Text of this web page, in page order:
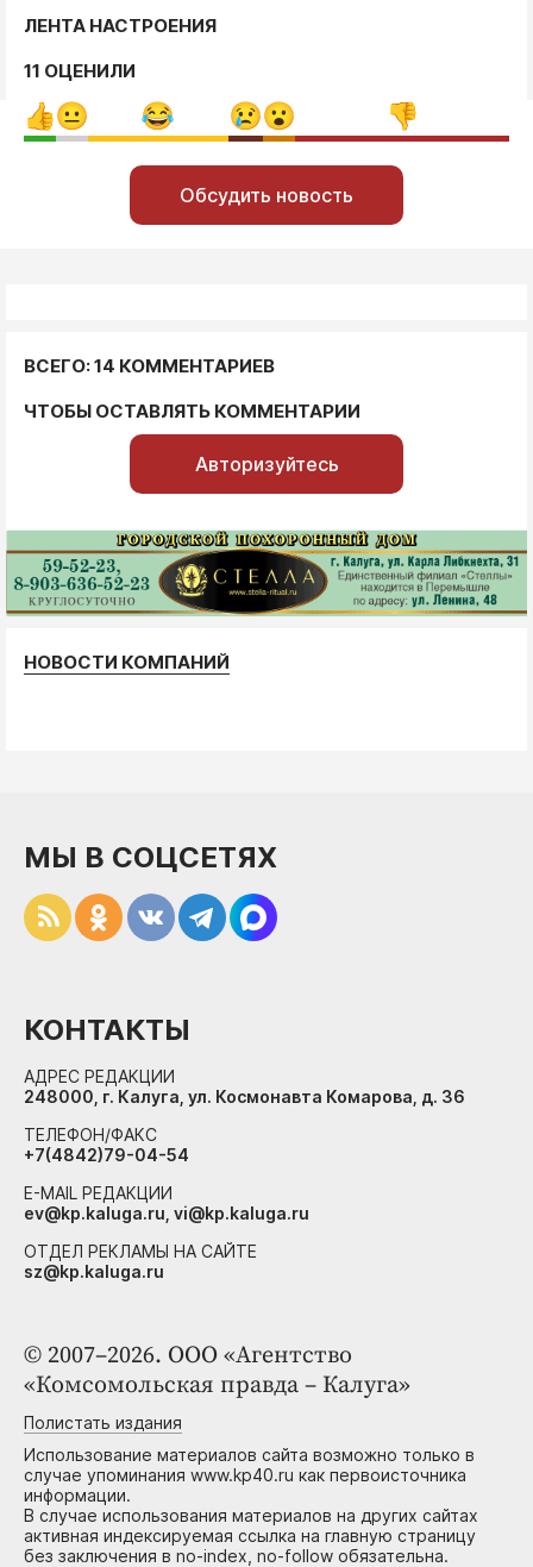
ЛЕНТА НАСТРОЕНИЯ
11 ОЦЕНИЛИ
Обсудить новость
ВСЕГО: 14 КОММЕНТАРИЕВ
ЧТОБЫ ОСТАВЛЯТЬ КОММЕНТАРИИ
Авторизуйтесь
НОВОСТИ КОМПАНИЙ
© 2007–2026. ООО «Агентство
«Комсомольская правда – Калуга»
Полистать издания
Использование материалов сайта возможно только в
случае упоминания www.kp40.ru как первоисточника
информации.
В случае использования материалов на других сайтах
активная индексируемая ссылка на главную страницу
без заключения в no-index, no-follow обязательна.
МЫ В СОЦСЕТЯХ
КОНТАКТЫ
АДРЕС РЕДАКЦИИ
248000, г. Калуга, ул. Космонавта Комарова, д. 36
ТЕЛЕФОН/ФАКС
+7(4842)79-04-54
E-MAIL РЕДАКЦИИ
ev@kp.kaluga.ru, vi@kp.kaluga.ru
ОТДЕЛ РЕКЛАМЫ НА САЙТЕ
sz@kp.kaluga.ru